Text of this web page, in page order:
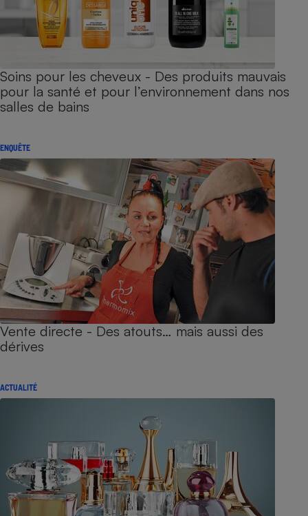
Soins pour les cheveux - Des produits mauvais
pour la santé et pour l’environnement dans nos
salles de bains
ENQUÊTE
Vente directe - Des atouts… mais aussi des
dérives
ACTUALITÉ